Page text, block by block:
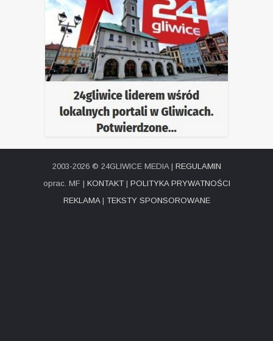
2003-2026 © 24GLIWICE MEDIA | REGULAMIN
oprac. MF | KONTAKT| POLITYKA PRYWATNOŚCI
REKLAMA| TEKSTY SPONSOROWANE